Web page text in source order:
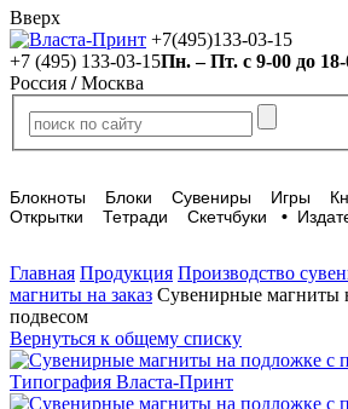
Вверх
+7(495)133-03-15
+7 (495) 133-03-15Пн. – Пт. с 9-00 до
Россия / Москва
Блокноты Блоки Сувениры Игры
Открытки
Тетради Скетчбуки •
Главная Продукция Производство
магниты на заказ Сувенирные магниты
подвесом
Вернуться к общему списку